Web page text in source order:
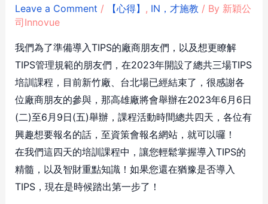
Leave a Comment / 【心得】 , IN，才施教 / By 新穎公
司Innovue
我們為了準備導入TIPS的廠商朋友們，以及想更瞭解
TIPS管理規範的朋友們，在2023年開設了總共三場TIPS
培訓課程，目前新竹廠、台北場已經結束了，很感謝各
位廠商朋友的參與，那高雄廠將會舉辦在2023年6月6日
(二)至6月9日(五)舉辦，課程活動時間總共四天，各位有
興趣想要報名的話，至資策會報名網站，就可以囉！
在我們這四天的培訓課程中，讓您輕鬆掌握導入TIPS的
精髓，以及智財重點知識！如果您還在猶豫是否導入
TIPS，現在是時候踏出第一步了！